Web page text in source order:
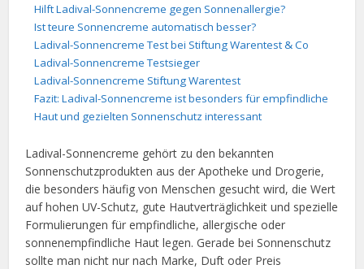
Hilft Ladival-Sonnencreme gegen Sonnenallergie?
Ist teure Sonnencreme automatisch besser?
Ladival-Sonnencreme Test bei Stiftung Warentest & Co
Ladival-Sonnencreme Testsieger
Ladival-Sonnencreme Stiftung Warentest
Fazit: Ladival-Sonnencreme ist besonders für empfindliche
Haut und gezielten Sonnenschutz interessant
Ladival-Sonnencreme gehört zu den bekannten
Sonnenschutzprodukten aus der Apotheke und Drogerie,
die besonders häufig von Menschen gesucht wird, die Wert
auf hohen UV-Schutz, gute Hautverträglichkeit und spezielle
Formulierungen für empfindliche, allergische oder
sonnenempfindliche Haut legen. Gerade bei Sonnenschutz
sollte man nicht nur nach Marke, Duft oder Preis